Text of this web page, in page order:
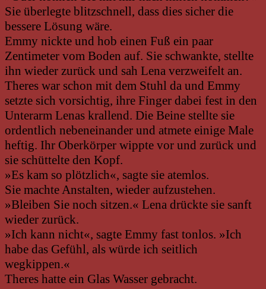
Sie überlegte blitzschnell, dass dies sicher die
bessere Lösung wäre.
Emmy nickte und hob einen Fuß ein paar
Zentimeter vom Boden auf. Sie schwankte, stellte
ihn wieder zurück und sah Lena verzweifelt an.
Theres war schon mit dem Stuhl da und Emmy
setzte sich vorsichtig, ihre Finger dabei fest in den
Unterarm Lenas krallend. Die Beine stellte sie
ordentlich nebeneinander und atmete einige Male
heftig. Ihr Oberkörper wippte vor und zurück und
sie schüttelte den Kopf.
»Es kam so plötzlich«, sagte sie atemlos.
Sie machte Anstalten, wieder aufzustehen.
»Bleiben Sie noch sitzen.« Lena drückte sie sanft
wieder zurück.
»Ich kann nicht«, sagte Emmy fast tonlos. »Ich
habe das Gefühl, als würde ich seitlich
wegkippen.«
Theres hatte ein Glas Wasser gebracht.